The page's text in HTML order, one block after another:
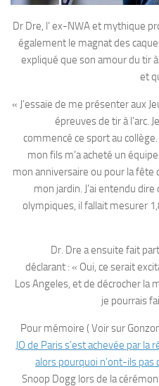
Dr Dre, l’ ex-NWA et mythique
également le magnat des
expliqué que son amour du tir
et
« J’essaie de me présenter aux
épreuves de tir à l’arc.
commencé ce sport au
mon fils m’a acheté un
mon anniversaire ou pour la fête
mon jardin. J’ai entendu
olympiques, il fallait mesurer
Dr. Dre a ensuite fait
déclarant : « Oui, ce serait
Los Angeles, et de décrocher la
je pourrais
Pour mémoire ( Voir sur
JO de Paris s’est achevée par
alors pourquoi n’ont-ils pas
Snoop Dogg lors de la